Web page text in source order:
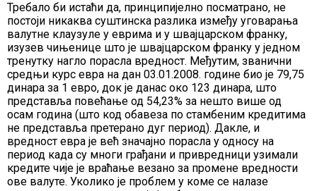
Требало би истаћи да, принципијелно посматрано, не
постоји никаква суштинска разлика између уговарања
валутне клаузуле у еврима и у швајцарском франку,
изузев чињенице што је швајцарском франку у једном
тренутку нагло порасла вредност. Међутим, званични
средњи курс евра на дан 03.01.2008. године био је 79,75
динара за 1 евро, док је данас око 123 динара, што
представља повећање од 54,23% за нешто више од
осам година (што код обавеза по стамбеним кредитима
не представља претерано дуг период). Дакле, и
вредност евра је већ значајно порасла у односу на
период када су многи грађани и привредници узимали
кредите чије је враћање везано за промене вредности
ове валуте. Уколико је проблем у коме се налазе